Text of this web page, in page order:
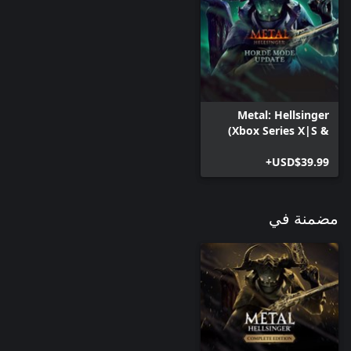
Metal: Hellsinger
(Xbox Series X|S &
USD$39.99+
مضمنة في